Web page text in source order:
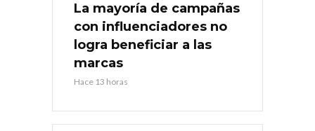
La mayoría de campañas
con influenciadores no
logra beneficiar a las
marcas
Hace 13 horas